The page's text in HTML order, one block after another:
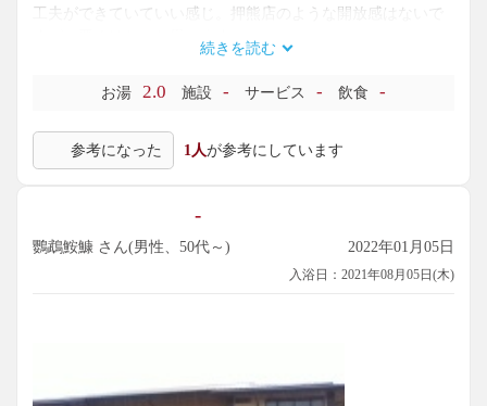
工夫ができていていい感じ。押熊店のような開放感はないで
続きを読む
お湯 2.0 施設 - サービス - 飲食 -
参考になった 1人が参考にしています
-
鸚鵡鮟鱇 さん(男性、50代～) 2022年01月05日
入浴日：2021年08月05日(木)